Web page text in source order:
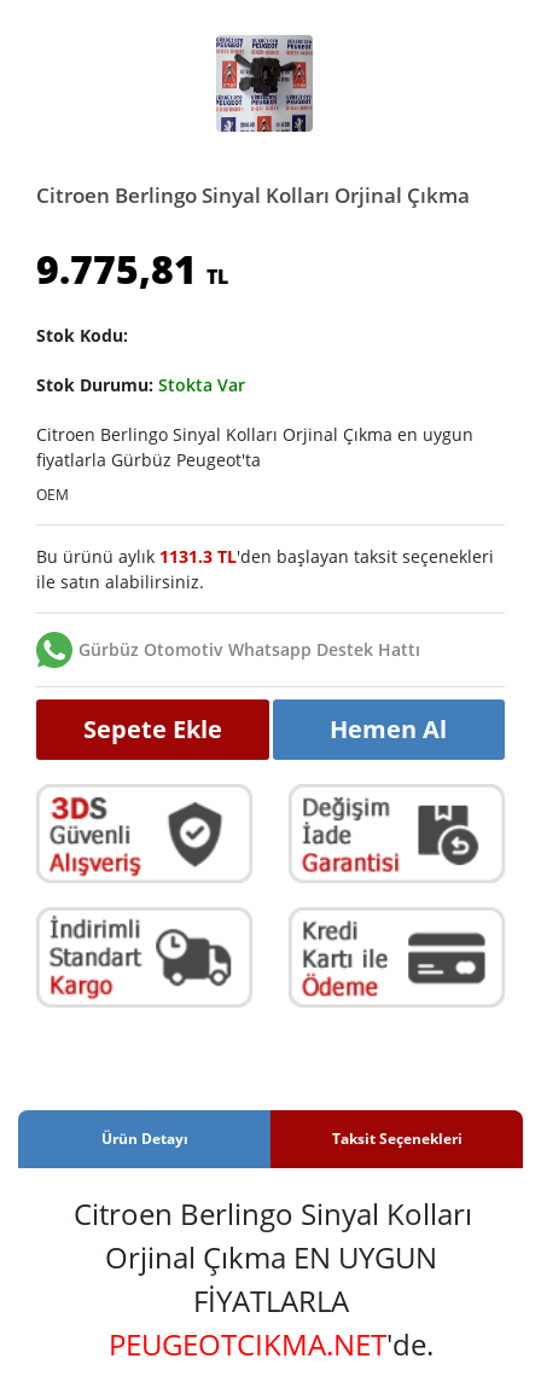
Citroen Berlingo Sinyal Kolları Orjinal Çıkma
9.775,81 TL
Stok Kodu:
Stok Durumu: Stokta Var
Citroen Berlingo Sinyal Kolları Orjinal Çıkma en uygun
fiyatlarla Gürbüz Peugeot'ta
OEM
Bu ürünü aylık 1131.3 TL'den başlayan taksit seçenekleri
ile satın alabilirsiniz.
Gürbüz Otomotiv Whatsapp Destek Hattı
Sepete Ekle Hemen Al
Ürün Detayı Taksit Seçenekleri
Citroen Berlingo Sinyal Kolları
Orjinal Çıkma EN UYGUN
FİYATLARLA
PEUGEOTCIKMA.NET'de.